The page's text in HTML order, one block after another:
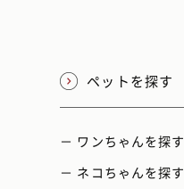
ペットを探す
－ ワンちゃんを探す
－ ネコちゃんを探す